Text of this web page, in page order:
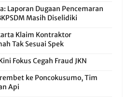
Laporan Dugaan Pencemaran
Masih Diselidiki
Klaim Kontraktor
Tak Sesuai Spek
Fokus Cegah Fraud JKN
ke Poncokusumo, Tim
Api